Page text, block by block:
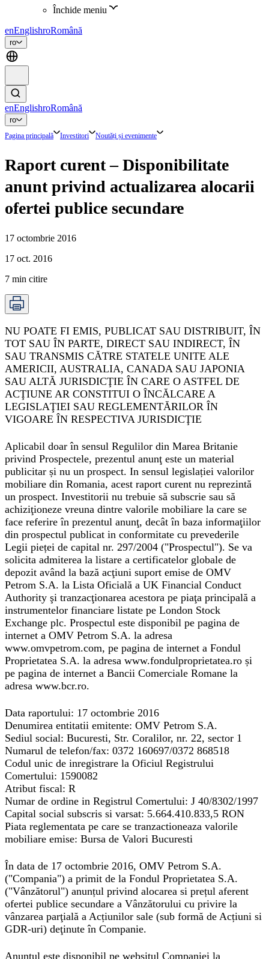
Închide meniu
enEnglishroRomână
ro
enEnglishroRomână
ro
Pagina principală Investitori Noutăți și evenimente
Raport curent – Disponibilitate
anunt privind actualizarea alocarii
ofertei publice secundare
17 octombrie 2016
17 oct. 2016
7 min citire
NU POATE FI EMIS, PUBLICAT SAU DISTRIBUIT, ÎN
TOT SAU ÎN PARTE, DIRECT SAU INDIRECT, ÎN
SAU TRANSMIS CĂTRE STATELE UNITE ALE
AMERICII, AUSTRALIA, CANADA SAU JAPONIA
SAU ALTĂ JURISDICŢIE ÎN CARE O ASTFEL DE
ACŢIUNE AR CONSTITUI O ÎNCĂLCARE A
LEGISLAŢIEI SAU REGLEMENTĂRILOR ÎN
VIGOARE ÎN RESPECTIVA JURISDICŢIE
Aplicabil doar în sensul Regulilor din Marea Britanie
privind Prospectele, prezentul anunţ este un material
publicitar și nu un prospect. In sensul legislației valorilor
mobiliare din Romania, acest raport curent nu reprezintă
un prospect. Investitorii nu trebuie să subscrie sau să
achiziţioneze vreuna dintre valorile mobiliare la care se
face referire în prezentul anunţ, decât în baza informaţiilor
din prospectul publicat in conformitate cu prevederile
Legii pieței de capital nr. 297/2004 ("Prospectul"). Se va
solicita admiterea la listare a certificatelor globale de
depozit având la bază acţiuni suport emise de OMV
Petrom S.A. la Lista Oficială a UK Financial Conduct
Authority şi tranzacţionarea acestora pe piaţa principală a
instrumentelor financiare listate pe London Stock
Exchange plc. Prospectul este disponibil pe pagina de
internet a OMV Petrom S.A. la adresa
www.omvpetrom.com, pe pagina de internet a Fondul
Proprietatea S.A. la adresa www.fondulproprietatea.ro și
pe pagina de internet a Bancii Comerciale Romane la
adresa www.bcr.ro.
Data raportului: 17 octombrie 2016
Denumirea entitatii emitente: OMV Petrom S.A.
Sediul social: Bucuresti, Str. Coralilor, nr. 22, sector 1
Numarul de telefon/fax: 0372 160697/0372 868518
Codul unic de inregistrare la Oficiul Registrului
Comertului: 1590082
Atribut fiscal: R
Numar de ordine in Registrul Comertului: J 40/8302/1997
Capital social subscris si varsat: 5.664.410.833,5 RON
Piata reglementata pe care se tranzactioneaza valorile
mobiliare emise: Bursa de Valori Bucuresti
În data de 17 octombrie 2016, OMV Petrom S.A.
("Compania") a primit de la Fondul Proprietatea S.A.
("Vânzătorul") anunțul privind alocarea si prețul aferent
ofertei publice secundare a Vânzătorului cu privire la
vânzarea parţială a Acțiunilor sale (sub formă de Acțiuni si
GDR-uri) deţinute în Companie.
Anunțul este disponibil pe websitul Companiei la